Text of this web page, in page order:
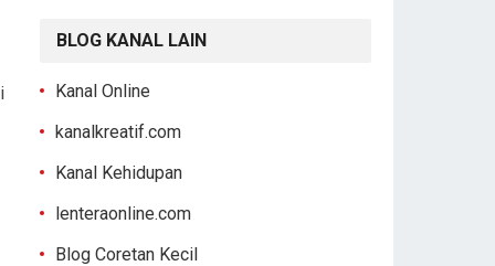
BLOG KANAL LAIN
Kanal Online
kanalkreatif.com
Kanal Kehidupan
lenteraonline.com
Blog Coretan Kecil